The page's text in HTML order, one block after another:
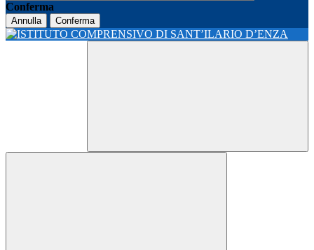
Conferma
Annulla Conferma